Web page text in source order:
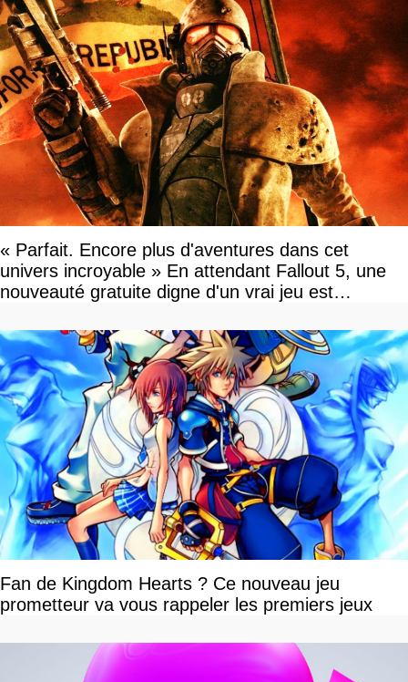
« Parfait. Encore plus d'aventures dans cet
univers incroyable » En attendant Fallout 5, une
nouveauté gratuite digne d'un vrai jeu est
Fan de Kingdom Hearts ? Ce nouveau jeu
prometteur va vous rappeler les premiers jeux